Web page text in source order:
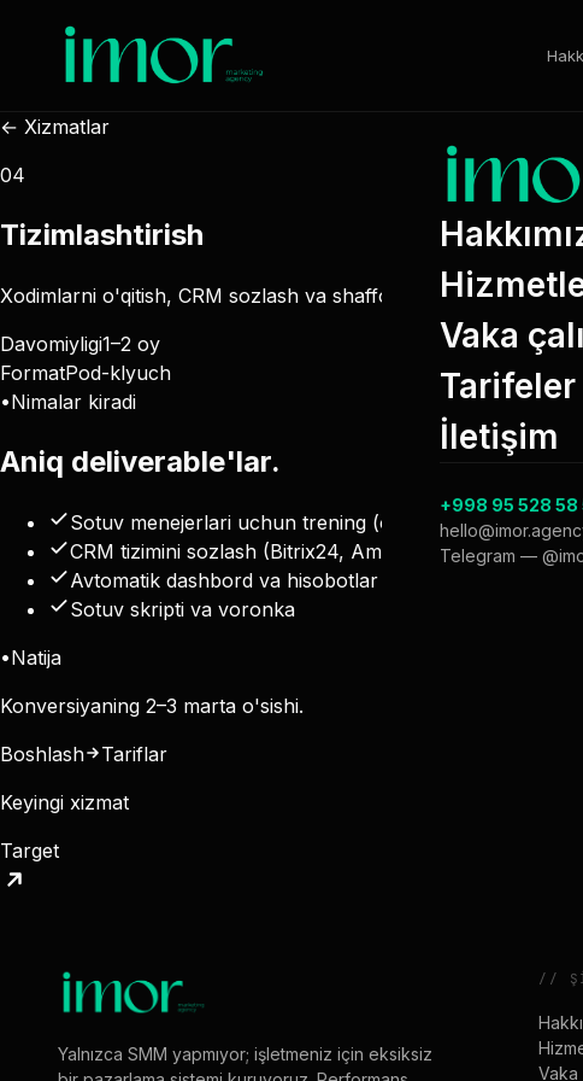
Vaka
Tarifeler
İletişim
+998 95 528 58
Telegram —
← Xizmatlar
04
Tizimlashtirish
Xodimlarni o'qitish, CRM sozlash va shaffof hisobotlar.
Davomiyligi1–2 oy
FormatPod-klyuch
•Nimalar kiradi
Aniq deliverable'lar.
Sotuv menejerlari uchun trening (oyiga 1)
CRM tizimini sozlash (Bitrix24, AmoCRM)
Avtomatik dashbord va hisobotlar
Sotuv skripti va voronka
•Natija
Konversiyaning 2–3 marta o'sishi.
Boshlash
Tariflar
Keyingi xizmat
Target
Yalnızca SMM yapmıyor; işletmeniz için eksiksiz
//
Vaka